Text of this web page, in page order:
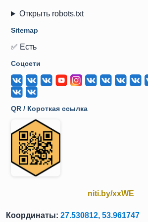
Открыть robots.txt
Sitemap
✅ Есть
Соцсети
QR / Короткая ссылка
niti.by/xxWE
Координаты: 27.530812, 53.961747